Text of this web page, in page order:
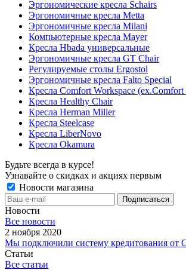
Эргономические кресла Schairs
Эргономичные кресла Metta
Эргономичные кресла Milani
Компьютерные кресла Mayer
Кресла Hbada универсальные
Эргономичные кресла GT Chair
Регулируемые столы Ergostol
Эргономичные кресла Falto Special
Кресла Comfort Workspace (ex.Comfort
Кресла Healthy Chair
Кресла Herman Miller
Кресла Steelcase
Кресла LiberNovo
Кресла Okamura
Будьте всегда в курсе!
Узнавайте о скидках и акциях первым
Новости магазина
Новости
Все новости
2 ноября 2020
Мы подключили систему кредитования от
Статьи
Все статьи